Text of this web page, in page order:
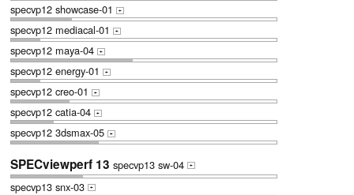
specvp12 showcase-01 +
specvp12 mediacal-01 +
specvp12 maya-04 +
specvp12 energy-01 +
specvp12 creo-01 +
specvp12 catia-04 +
specvp12 3dsmax-05 +
SPECviewperf 13 specvp13 sw-04 +
specvp13 snx-03 +